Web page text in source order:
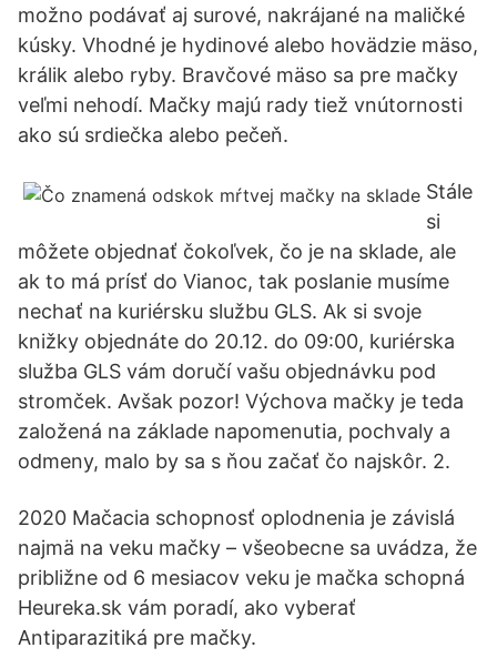
možno podávať aj surové, nakrájané na maličké
kúsky. Vhodné je hydinové alebo hovädzie mäso,
králik alebo ryby. Bravčové mäso sa pre mačky
veľmi nehodí. Mačky majú rady tiež vnútornosti
ako sú srdiečka alebo pečeň.
Stále
si
môžete objednať čokoľvek, čo je na sklade, ale
ak to má prísť do Vianoc, tak poslanie musíme
nechať na kuriérsku službu GLS. Ak si svoje
knižky objednáte do 20.12. do 09:00, kuriérska
služba GLS vám doručí vašu objednávku pod
stromček. Avšak pozor! Výchova mačky je teda
založená na základe napomenutia, pochvaly a
odmeny, malo by sa s ňou začať čo najskôr. 2.
2020 Mačacia schopnosť oplodnenia je závislá
najmä na veku mačky – všeobecne sa uvádza, že
približne od 6 mesiacov veku je mačka schopná
Heureka.sk vám poradí, ako vyberať
Antiparazitiká pre mačky.